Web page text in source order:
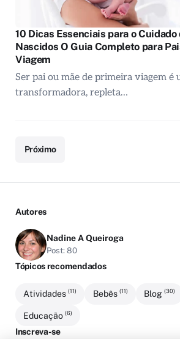
10 Dicas Essenciais para o Cuidado
Nascidos O Guia Completo para
Viagem
Ser pai ou mãe de primeira viagem é
transformadora, repleta…
Próximo
Autores
Nadine A Queiroga
Post: 80
Tópicos recomendados
Atividades(11) Bebês (11) Blog(30)
Educação(6)
Inscreva-se